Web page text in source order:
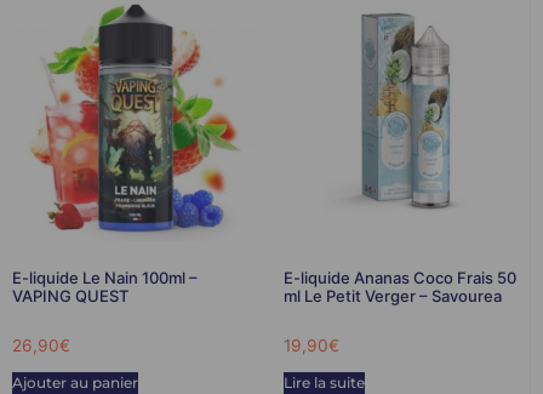
E-liquide Le Nain 100ml –
VAPING QUEST
26,90€
Ajouter au panier
E-liquide Ananas Coco Frais 50
ml Le Petit Verger – Savourea
19,90€
Lire la suite